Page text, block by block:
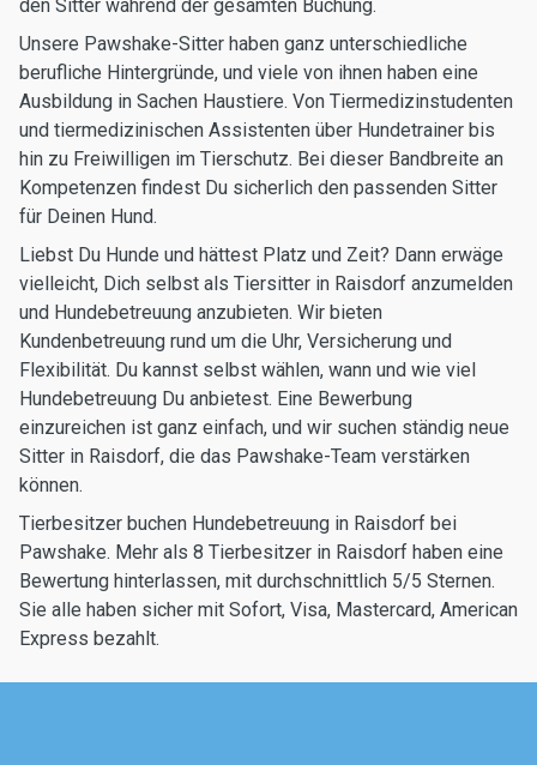
den Sitter während der gesamten Buchung.
Unsere Pawshake-Sitter haben ganz unterschiedliche
berufliche Hintergründe, und viele von ihnen haben eine
Ausbildung in Sachen Haustiere. Von Tiermedizinstudenten
und tiermedizinischen Assistenten über Hundetrainer bis
hin zu Freiwilligen im Tierschutz. Bei dieser Bandbreite an
Kompetenzen findest Du sicherlich den passenden Sitter
für Deinen Hund.
Liebst Du Hunde und hättest Platz und Zeit? Dann erwäge
vielleicht, Dich selbst als Tiersitter in Raisdorf anzumelden
und Hundebetreuung anzubieten. Wir bieten
Kundenbetreuung rund um die Uhr, Versicherung und
Flexibilität. Du kannst selbst wählen, wann und wie viel
Hundebetreuung Du anbietest. Eine Bewerbung
einzureichen ist ganz einfach, und wir suchen ständig neue
Sitter in Raisdorf, die das Pawshake-Team verstärken
können.
Tierbesitzer buchen Hundebetreuung in Raisdorf bei
Pawshake. Mehr als 8 Tierbesitzer in Raisdorf haben eine
Bewertung hinterlassen, mit durchschnittlich 5/5 Sternen.
Sie alle haben sicher mit Sofort, Visa, Mastercard, American
Express bezahlt.